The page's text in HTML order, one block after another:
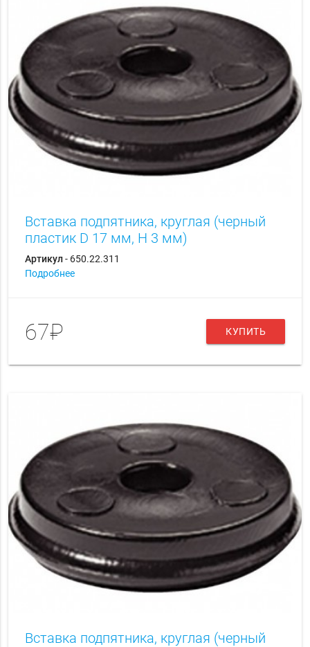
Вставка подпятника, круглая (черный
пластик D 17 мм, H 3 мм)
Артикул- 650.22.311
Подробнее
67₽ КУПИТЬ
Вставка подпятника, круглая (черный